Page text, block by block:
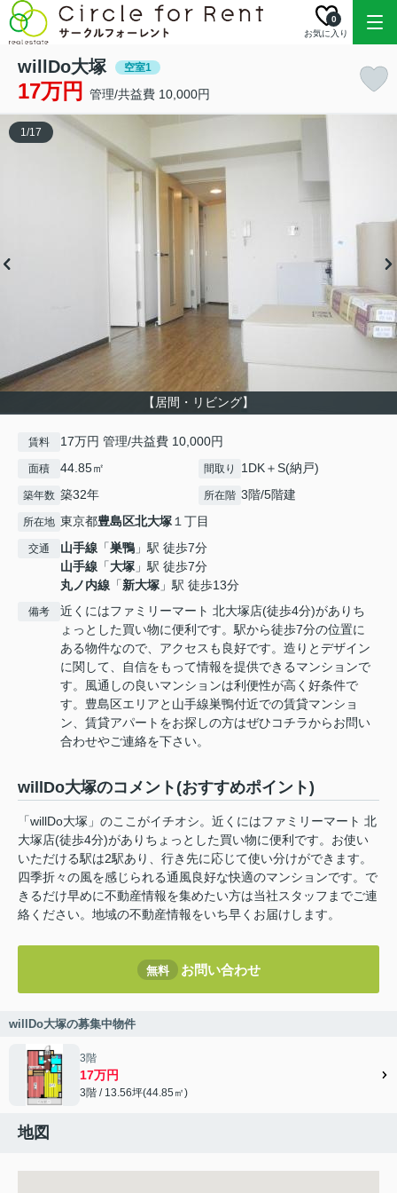
お気に入り
0
willDo大塚 空室1
17万円 管理/共益費 10,000円
【居間・リビング】
1/17
賃料 17万円 管理/共益費 10,000円
面積 44.85㎡ 間取り 1DK＋S(納戸)
築年数 築32年 所在階 3階/5階建
所在地 東京都豊島区北大塚１丁目
交通 山手線 「巣鴨 」駅 徒歩7分
山手線 「大塚 」駅 徒歩7分
丸ノ内線 「新大塚 」駅 徒歩13分
備考
近くにはファミリーマート 北大塚店(徒歩4分)がありち
ょっとした買い物に便利です。駅から徒歩7分の位置に
ある物件なので、アクセスも良好です。造りとデザイン
に関して、自信をもって情報を提供できるマンションで
す。風通しの良いマンションは利便性が高く好条件で
す。豊島区エリアと山手線巣鴨付近での賃貸マンショ
ン、賃貸アパートをお探しの方はぜひコチラからお問い
合わせやご連絡を下さい。
willDo大塚のコメント(おすすめポイント)
「willDo大塚」のここがイチオシ。近くにはファミリーマート 北
大塚店(徒歩4分)がありちょっとした買い物に便利です。お使い
いただける駅は2駅あり、行き先に応じて使い分けができます。
四季折々の風を感じられる通風良好な快適のマンションです。で
きるだけ早めに不動産情報を集めたい方は当社スタッフまでご連
絡ください。地域の不動産情報をいち早くお届けします。
無料 お問い合わせ
willDo大塚の募集中物件
3階
17万円
3階 / 13.56坪(44.85㎡)
地図